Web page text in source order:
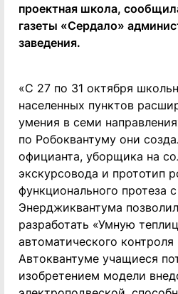
проектная школа,
газеты «Сердало»
заведения.
«С 27 по 31 октября
населенных пунктов
умения в семи
по Робоквантуму они
официанта, уборщика на
экскурсовода и прототип
функционального протеза
Энерджиквантума
разработать «Умную
автоматического
Автоквантуме учащиеся
изобретением модели